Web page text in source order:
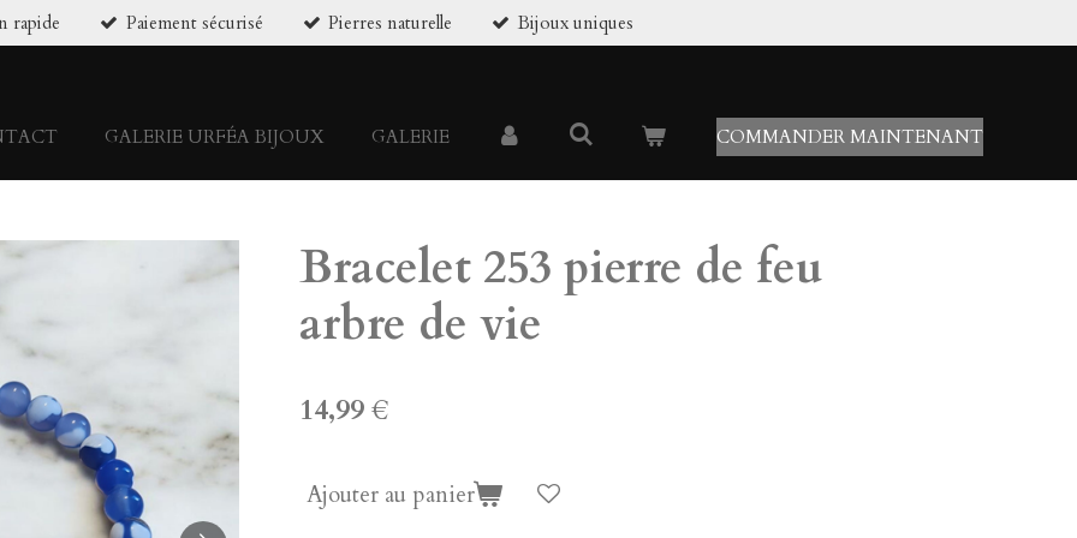
rapide Paiement sécurisé Pierres naturelle Bijoux uniques
GALERIE URFÉA BIJOUX GALERIE COMMANDER MAINTENANT
Bracelet 253 pierre de feu
arbre de vie
14,99 €
Ajouter au panier